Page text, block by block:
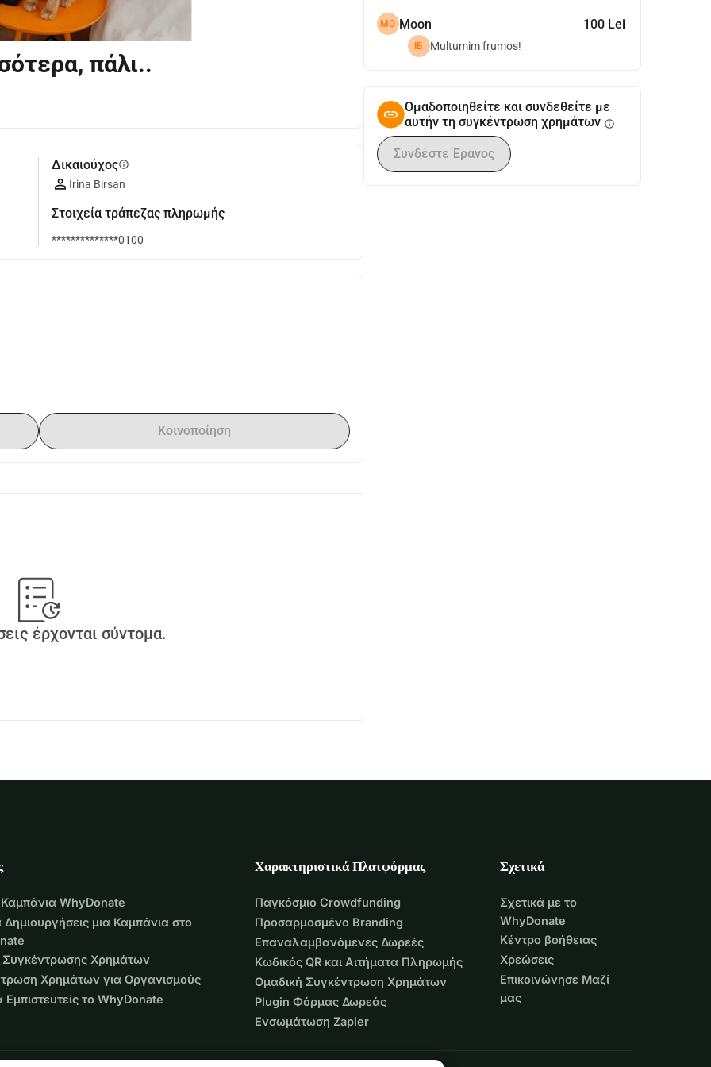
πάλι..
Δικαιούχοςinfo
Irina Birsan
Στοιχεία τράπεζας πληρωμής
**************0100
Κοινοποίηση
έρχονται σύντομα.
MO Moon 100 Lei
IB Multumim frumos!
Ομαδοποιηθείτε και συνδεθείτε με
αυτήν τη συγκέντρωση χρημάτων info
Συνδέστε Έρανος
Καμπάνια WhyDonate
μια Καμπάνια στο
Συγκέντρωσης Χρημάτων
Χρημάτων για Οργανισμούς
Εμπιστευτείς το WhyDonate
Χαρακτηριστικά Πλατφόρμας
Παγκόσμιο Crowdfunding
Προσαρμοσμένο Branding
Επαναλαμβανόμενες Δωρεές
Κωδικός QR και Αιτήματα Πληρωμής
Ομαδική Συγκέντρωση Χρημάτων
Plugin Φόρμας Δωρεάς
Ενσωμάτωση Zapier
Σχετικά
Σχετικά με το
WhyDonate
Κέντρο βοήθειας
Χρεώσεις
Επικοινώνησε Μαζί
μας